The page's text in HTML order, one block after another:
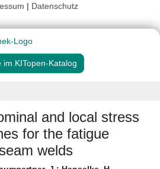
| Datenschutz
im KITopen-Katalog
and local stress
for the fatigue
welds